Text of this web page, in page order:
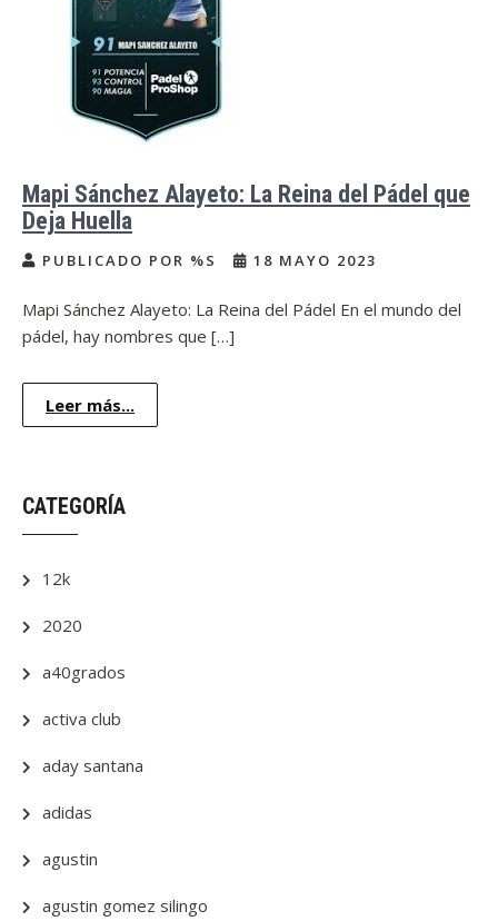
Mapi Sánchez Alayeto: La Reina del Pádel que
Deja Huella
PUBLICADO POR %S 18 MAYO 2023
Mapi Sánchez Alayeto: La Reina del Pádel En el mundo del
pádel, hay nombres que […]
Leer más...
CATEGORÍA
12k
2020
a40grados
activa club
aday santana
adidas
agustin
agustin gomez silingo